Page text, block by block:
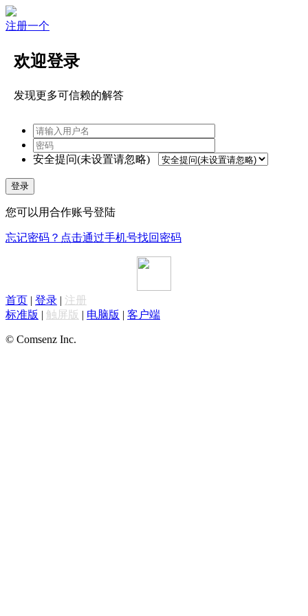
注册一个
欢迎登录
发现更多可信赖的解答
安全提问(未设置请忽略)
登录
您可以用合作账号登陆
忘记密码？点击通过手机号找回密码
首页 | 登录 | 注册
标准版 | 触屏版 | 电脑版 | 客户端
© Comsenz Inc.